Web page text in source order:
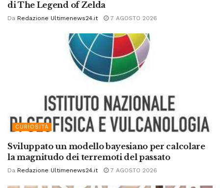
di The Legend of Zelda
Da Redazione Ultimenews24.it 7 AGOSTO 2026
CURIOSITÀ
Sviluppato un modello bayesiano per calcolare
la magnitudo dei terremoti del passato
Da Redazione Ultimenews24.it 7 AGOSTO 2026